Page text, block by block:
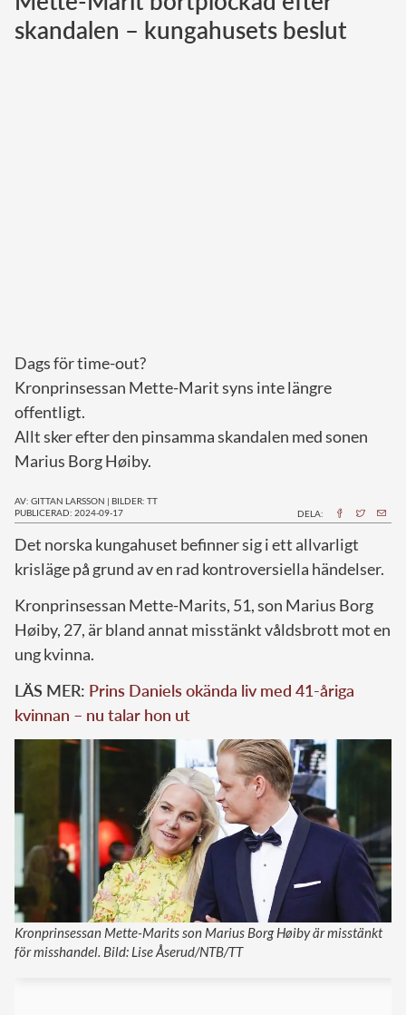
Norska kungahuset
skandalen – kungahusets beslut
Dags för time-out?
Kronprinsessan Mette-Marit syns inte längre
offentligt.
Allt sker efter den pinsamma skandalen med sonen
Marius Borg Høiby.
AV: GITTAN LARSSON | BILDER: TT
PUBLICERAD: 2024-09-17
DELA:
Det norska kungahuset befinner sig i ett allvarligt
krisläge på grund av en rad kontroversiella händelser.
Kronprinsessan Mette-Marits, 51, son Marius Borg
Høiby, 27, är bland annat misstänkt våldsbrott mot en
ung kvinna.
LÄS MER: Prins Daniels okända liv med 41-åriga
kvinnan – nu talar hon ut
Kronprinsessan Mette-Marits son Marius Borg Høiby är misstänkt
för misshandel. Bild: Lise Åserud/NTB/TT